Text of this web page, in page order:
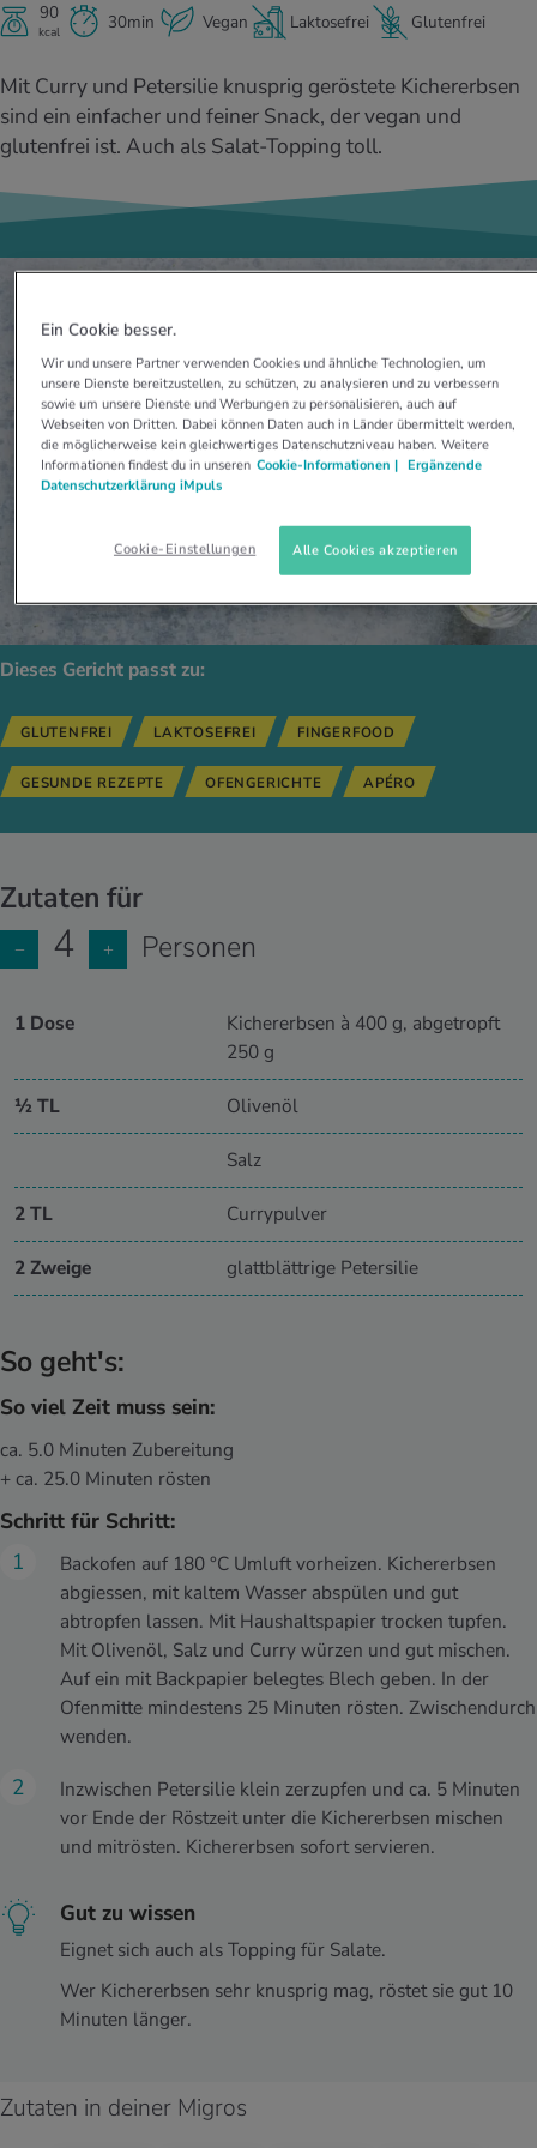
& Intoleranzen
BMI berechnen
Personal Health Coaching
Kalorienverbrauch berechnen
Glücklich sein
Wissen
Mund- & Zahnpflege
Personal Health Coaching
THEMEN IM BEREICH SERVICES
Tools, Test & Quizze
90
kcal 30min Vegan Laktosefrei Glutenfrei
Mit Curry und Petersilie knusprig geröstete Kichererbsen
sind ein einfacher und feiner Snack, der vegan und
glutenfrei ist. Auch als Salat-Topping toll.
Dieses Gericht passt zu:
GLUTENFREI LAKTOSEFREI FINGERFOOD
GESUNDE REZEPTE OFENGERICHTE APÉRO
Zutaten für
− 4 + Personen
1 Dose
Kichererbsen à 400 g, abgetropft
250 g
½ TL Olivenöl
Salz
2 TL Currypulver
2 Zweige glattblättrige Petersilie
So geht's:
So viel Zeit muss sein:
ca. 5.0 Minuten Zubereitung
+ ca. 25.0 Minuten rösten
Schritt für Schritt:
Backofen auf 180 °C Umluft vorheizen. Kichererbsen
abgiessen, mit kaltem Wasser abspülen und gut
abtropfen lassen. Mit Haushaltspapier trocken tupfen.
Mit Olivenöl, Salz und Curry würzen und gut mischen.
Auf ein mit Backpapier belegtes Blech geben. In der
Ofenmitte mindestens 25 Minuten rösten. Zwischendurch
wenden.
Inzwischen Petersilie klein zerzupfen und ca. 5 Minuten
vor Ende der Röstzeit unter die Kichererbsen mischen
und mitrösten. Kichererbsen sofort servieren.
Gut zu wissen
Eignet sich auch als Topping für Salate.
Wer Kichererbsen sehr knusprig mag, röstet sie gut 10
Minuten länger.
Zutaten in deiner Migros
Ein Cookie besser.
Wir und unsere Partner verwenden Cookies und ähnliche Technologien, um
unsere Dienste bereitzustellen, zu schützen, zu analysieren und zu verbessern
sowie um unsere Dienste und Werbungen zu personalisieren, auch auf
Webseiten von Dritten. Dabei können Daten auch in Länder übermittelt werden,
die möglicherweise kein gleichwertiges Datenschutzniveau haben. Weitere
Informationen findest du in unseren Cookie-Informationen | Ergänzende
Datenschutzerklärung iMpuls
Cookie-Einstellungen Alle Cookies akzeptieren